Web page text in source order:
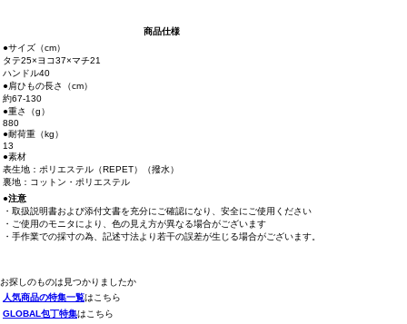
商品仕様
●サイズ（cm）
タテ25×ヨコ37×マチ21
ハンドル40
●肩ひもの長さ（cm）
約67-130
●重さ（g）
880
●耐荷重（kg）
13
●素材
表生地：ポリエステル（REPET）（撥水）
裏地：コットン・ポリエステル
●注意
・取扱説明書および添付文書を充分にご確認になり、安全にご使用ください
・ご使用のモニタにより、色の見え方が異なる場合がございます
・手作業での採寸の為、記述寸法より若干の誤差が生じる場合がございます。
お探しのものは見つかりましたか
人気商品の特集一覧はこちら
GLOBAL包丁特集はこちら